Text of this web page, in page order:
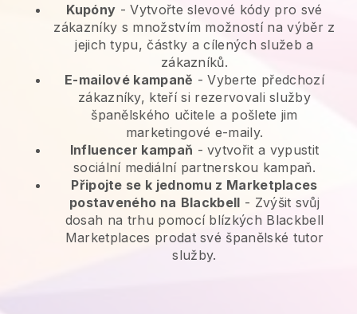
Kupóny - Vytvořte slevové kódy pro své
zákazníky s množstvím možností na výběr z
jejich typu, částky a cílených služeb a
zákazníků.
E-mailové kampaně -Vyberte předchozí
zákazníky, kteří si rezervovali služby
španělského učitele a pošlete jim
marketingové e-maily.
Influencer kampaň - vytvořit a vypustit
sociální mediální partnerskou kampaň.
Připojte se k jednomu z Marketplaces
postaveného na Blackbell - Zvýšit svůj
dosah na trhu pomocí blízkých Blackbell
Marketplaces prodat své španělské tutor
služby.